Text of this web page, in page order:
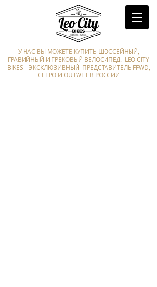
У НАС ВЫ МОЖЕТЕ КУПИТЬ ШОССЕЙНЫЙ,
ГРАВИЙНЫЙ И ТРЕКОВЫЙ ВЕЛОСИПЕД. LEO CITY
BIKES – ЭКСКЛЮЗИВНЫЙ ПРЕДСТАВИТЕЛЬ FFWD,
CEEPO И OUTWET В РОССИИ